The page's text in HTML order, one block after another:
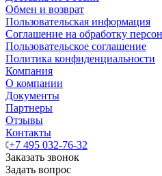
Обмен и возврат
Пользовательская информация
Соглашение на обработку
Пользовательское соглашение
Политика конфиденциальности
Компания
О компании
Документы
Партнеры
Отзывы
Контакты
+7 495 032-76-32
Заказать звонок
Задать вопрос